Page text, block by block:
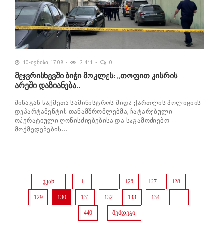
10-ივნისი, 17:08 2 441 0
მეჯვრისხევში ბიჭი მოკლეს: „თოფით კისრის
არეში დაზიანება..
შინაგან საქმეთა სამინისტროს შიდა ქართლის პოლიციის
დეპარტამენტის თანამშრომლებმა, ჩატარებული
ოპერატიული ღონისძიებებისა და საგამოძიებო
მოქმედებების...
უკან 1 126 127 128
129 130 131 132 133 134
440 შემდეგი